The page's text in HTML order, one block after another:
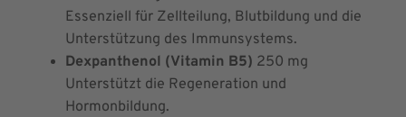
Essenziell für Zellteilung, Blutbildung und die
Unterstützung des Immunsystems.
Dexpanthenol (Vitamin B5) 250 mg
Unterstützt die Regeneration und
Hormonbildung.